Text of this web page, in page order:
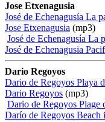
Jose Etxenagusia
José de Echenagusía La
Jose Etxenagusia (mp3)
José de Echenagusía La
José de Echenagusia
Dario Regoyos
Dario de Regoyos Playa
Dario Regoyos (mp3)
Dario de Regoyos Plage
Darío de Regoyos Beach